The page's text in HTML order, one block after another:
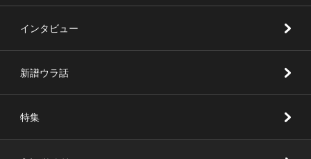
インタビュー
新譜ウラ話
特集